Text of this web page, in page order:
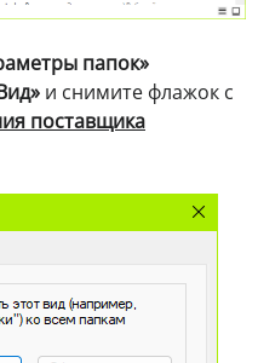
папок»
и снимите флажок с
поставщика